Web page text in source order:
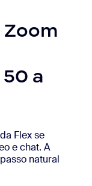
Zoom
a
Flex se
e chat. A
natural